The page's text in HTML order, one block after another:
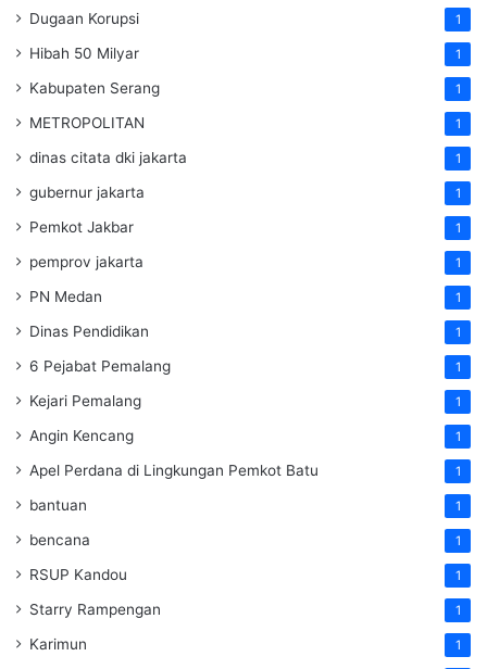
Dugaan Korupsi 1
Hibah 50 Milyar 1
Kabupaten Serang 1
METROPOLITAN 1
dinas citata dki jakarta 1
gubernur jakarta 1
Pemkot Jakbar 1
pemprov jakarta 1
PN Medan 1
Dinas Pendidikan 1
6 Pejabat Pemalang 1
Kejari Pemalang 1
Angin Kencang 1
Apel Perdana di Lingkungan Pemkot Batu 1
bantuan 1
bencana 1
RSUP Kandou 1
Starry Rampengan 1
Karimun 1